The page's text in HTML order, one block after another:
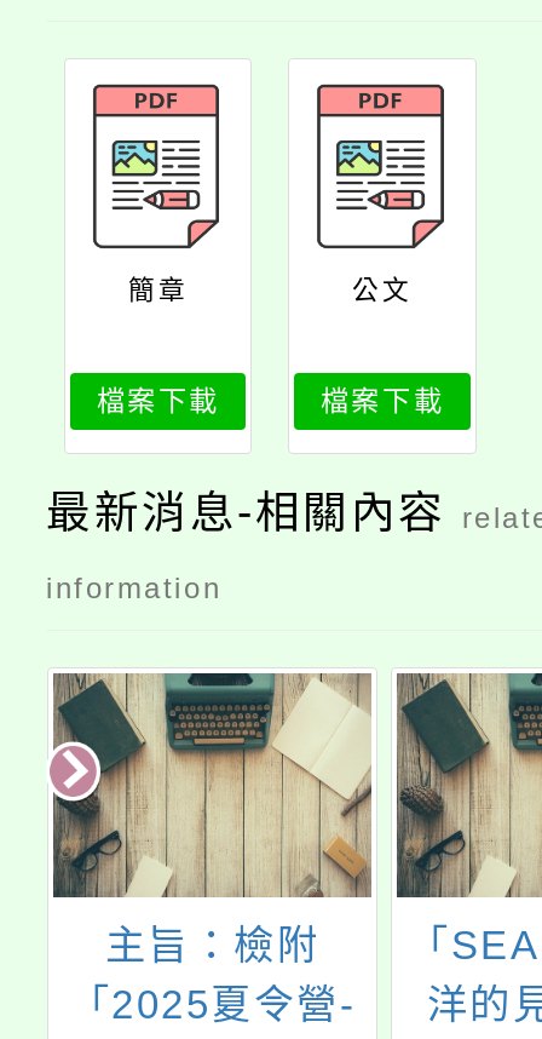
簡章
檔案下載
公文
檔案下載
最新消息-相關內容
information
主旨：檢附
「2025夏令營-
「
洋的